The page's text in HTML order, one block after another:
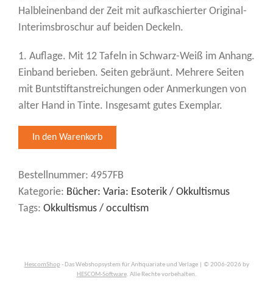
Halbleinenband der Zeit mit aufkaschierter Original-
Interimsbroschur auf beiden Deckeln.
1. Auflage. Mit 12 Tafeln in Schwarz-Weiß im Anhang.
Einband berieben. Seiten gebräunt. Mehrere Seiten
mit Buntstiftanstreichungen oder Anmerkungen von
alter Hand in Tinte. Insgesamt gutes Exemplar.
Bestellnummer: 4957FB
Kategorie: Bücher: Varia: Esoterik / Okkultismus
Tags: Okkultismus / occultism
HescomShop- Das Webshopsystem für Antiquariate und Verlage | © 2006-2026 by
HESCOM-Software. Alle Rechte vorbehalten.